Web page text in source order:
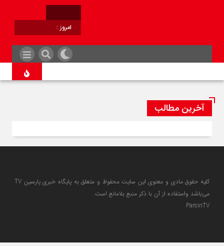
امروز :
آخرین مطالب
کلیه حقوق مادی و معنوی این سایت محفوظ و متعلق به پایگاه خبری پارسین TV
می‌باشد واستفاده از آن با ذکر منبع بلامانع است.
ParsinTV